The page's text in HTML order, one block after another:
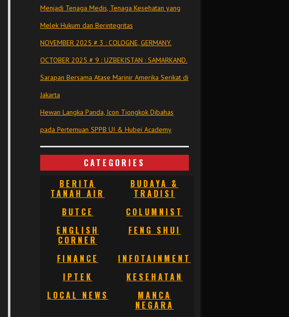
Menjadi Tenaga Medis, Tenaga Kesehatan yang
Melek Hukum dan Berintegritas
NOVEMBER 2025 # 3 : COLOGNE, GERMANY.
OCTOBER 2025 # 9 : UZBEKISTAN : SAMARKAND.
Sarapan Bersama Atase Marinir Amerika Serikat di
Jakarta
Hewan Langka Panda, Icon Tiongkok Dibahas
pada Pertemuan SPPB UI & Hubei Academy
CATEGORIES
BERITA
TANAH AIR
BUDAYA &
TRADISI
BUTCE
COLUMNIST
ENGLISH
CORNER
FENG SHUI
FINANCE
INFOTAINMENT
IPTEK
KESEHATAN
LOCAL NEWS
MANCA
NEGARA